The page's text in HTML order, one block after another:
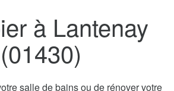
à Lantenay
(01430)
salle de bains ou de rénover votre